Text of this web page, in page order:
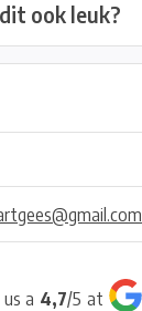
ook leuk?
a 4,7/5 at